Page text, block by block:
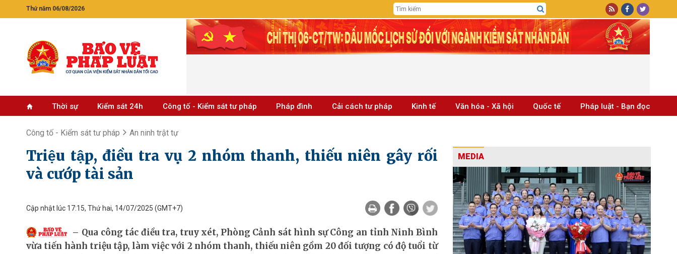
Thứ năm 06/08/2026
Thời sự Kiểm sát 24h Công tố - Kiểm sát tư pháp Pháp đình Cải cách tư pháp Kinh tế Văn hóa - Xã hội Quốc tế Pháp luật - Bạn đọc
Công tố - Kiểm sát tư pháp An ninh trật tự
Triệu tập, điều tra vụ 2 nhóm thanh, thiếu niên gây rối
và cướp tài sản
Cập nhật lúc 17:15, Thứ hai, 14/07/2025 (GMT+7)
Qua công tác điều tra, truy xét, Phòng Cảnh sát hình sự Công an tỉnh Ninh Bình
vừa tiến hành triệu tập, làm việc với 2 nhóm thanh, thiếu niên gồm 20 đối tượng có độ tuổi từ
MEDIA